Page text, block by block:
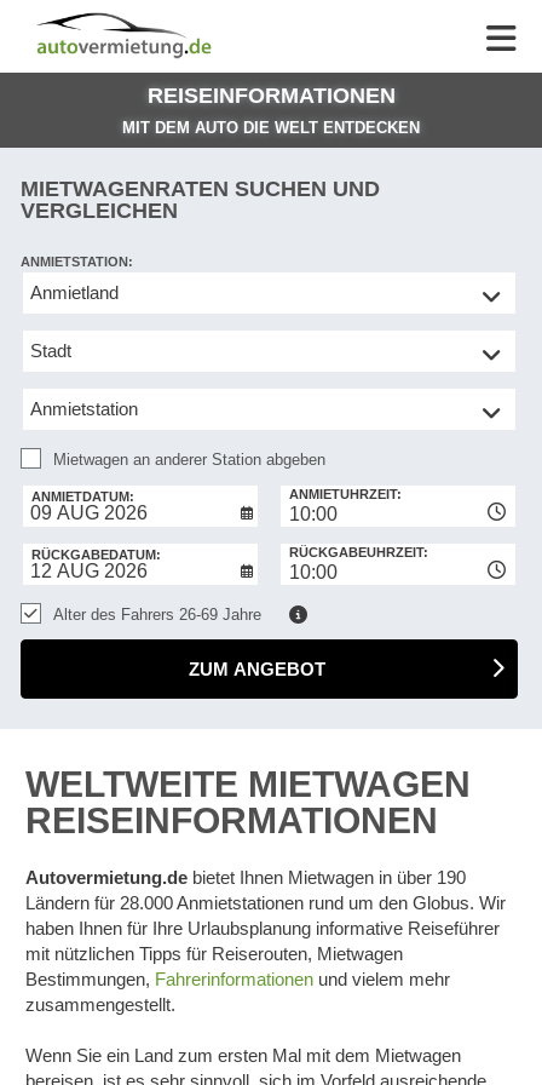
AUTOVERMIETUNG
AUTO
EUROPE
AUTOVERMIETUNG
HILFE
REISEINFORMATIONEN
MIT DEM AUTO DIE WELT ENTDECKEN
MIETWAGENRATEN SUCHEN UND
VERGLEICHEN
Mietwagen
anderer
ANMIETSTATION:
Mietwagen an anderer Station abgeben
ANMIETDATUM:
10:00
ANMIETUHRZEIT:
RÜCKGABEDATUM:
10:00
RÜCKGABEUHRZEIT:
Alter des Fahrers 26-69 Jahre
ZUM ANGEBOT
WELTWEITE MIETWAGEN
REISEINFORMATIONEN
Autovermietung.de bietet Ihnen Mietwagen in über 190
Ländern für 28.000 Anmietstationen rund um den Globus. Wir
haben Ihnen für Ihre Urlaubsplanung informative Reiseführer
mit nützlichen Tipps für Reiserouten, Mietwagen
Bestimmungen, Fahrerinformationen und vielem mehr
zusammengestellt.
Wenn Sie ein Land zum ersten Mal mit dem Mietwagen
bereisen, ist es sehr sinnvoll, sich im Vorfeld ausreichende